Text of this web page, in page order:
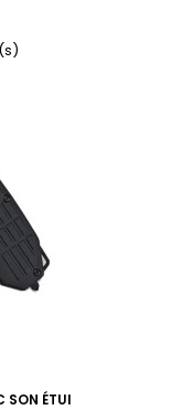
SON ÉTUI